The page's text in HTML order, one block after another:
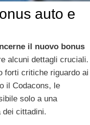
auto e
il nuovo bonus
alcuni dettagli cruciali.
forti critiche riguardo ai
il Codacons, le
solo a una
dei cittadini.